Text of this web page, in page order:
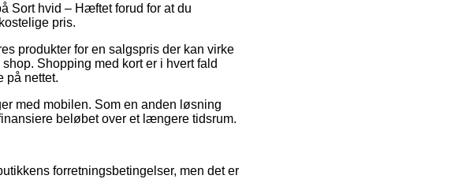
Sort hvid – Hæftet forud for at du
pris.
produkter for en salgspris der kan virke
Shopping med kort er i hvert fald
på nettet.
med mobilen. Som en anden løsning
beløbet over et længere tidsrum.
forretningsbetingelser, men det er